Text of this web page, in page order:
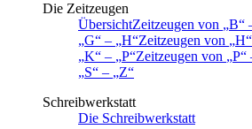
Die Zeitzeugen
ÜbersichtZeitzeugen von B
G
– H Zeitzeugen von H
K
– P Zeitzeugen von P
S
–
Z
Schreibwerkstatt
Die Schreibwerkstatt